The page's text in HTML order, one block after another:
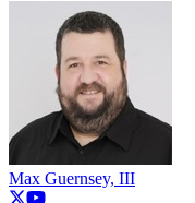
Max Guernsey, III